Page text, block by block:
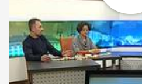
MEGOSZTÁS